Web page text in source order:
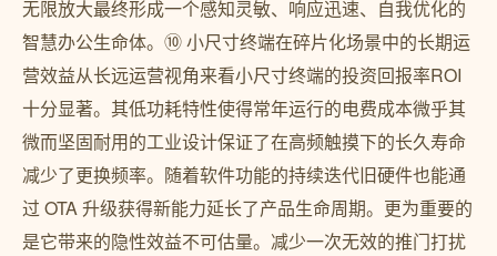
无限放大最终形成一个感知灵敏、响应迅速、自我优化的
智慧办公生命体。⑩ 小尺寸终端在碎片化场景中的长期运
营效益从长远运营视角来看小尺寸终端的投资回报率ROI
十分显著。其低功耗特性使得常年运行的电费成本微乎其
微而坚固耐用的工业设计保证了在高频触摸下的长久寿命
减少了更换频率。随着软件功能的持续迭代旧硬件也能通
过 OTA 升级获得新能力延长了产品生命周期。更为重要的
是它带来的隐性效益不可估量。减少一次无效的推门打扰